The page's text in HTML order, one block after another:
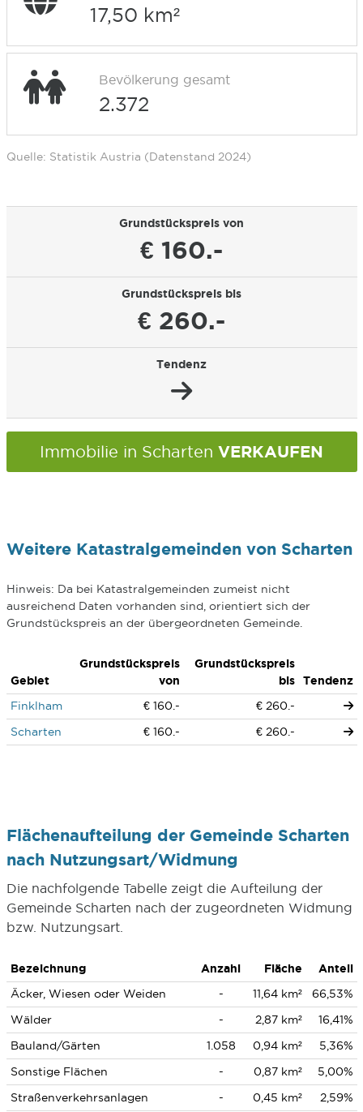
17,50 km²
Bevölkerung gesamt
2.372
Quelle: Statistik Austria (Datenstand 2024)
Grundstückspreis von
€ 160.-
Grundstückspreis bis
€ 260.-
Tendenz
Immobilie in Scharten VERKAUFEN
Weitere Katastralgemeinden von Scharten
Hinweis: Da bei Katastralgemeinden zumeist nicht
ausreichend Daten vorhanden sind, orientiert sich der
Grundstückspreis an der übergeordneten Gemeinde.
Gebiet
Grundstückspreis
von
Grundstückspreis
bis
Tendenz
Finklham
€ 160.-
€ 260.-
Scharten
€ 160.- € 260.-
Flächenaufteilung der Gemeinde Scharten
nach Nutzungsart/Widmung
Die nachfolgende Tabelle zeigt die Aufteilung der
Gemeinde Scharten nach der zugeordneten Widmung
bzw. Nutzungsart.
Bezeichnung Anzahl Fläche
Anteil
Äcker, Wiesen oder Weiden
- 11,64 km²
66,53%
Wälder
- 2,87 km²
16,41%
Bauland/Gärten
1.058 0,94 km²
5,36%
Sonstige Flächen
- 0,87 km²
5,00%
Straßenverkehrsanlagen
- 0,45 km² 2,59%